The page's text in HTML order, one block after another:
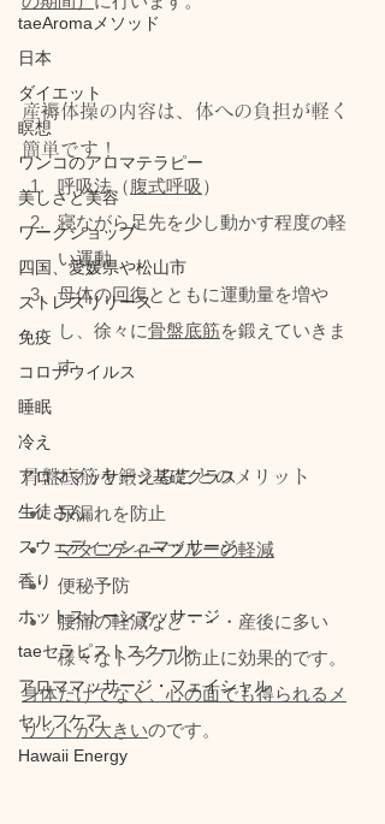
taeAromaメソッド
日本
ダイエット
瞑想
ワンコのアロマテラピー
美しさと美容
ワークショップ
四国、愛媛県や松山市
ストレスリリース
免疫
コロナウイルス
睡眠
冷え
アロママッサージ基礎クラス
生徒さん
スウェディッシュマッサージ
香り
ホットストーンマッサージ
taeセラピストスクール
アロママッサージ・フェイシャル
セルフケア
Hawaii Energy
産褥体操の内容は、体への負担が軽く
簡単です！
呼吸法（腹式呼吸 ）
寝ながら足先を少し動かす程度の軽
い運動
母体の回復とともに運動量を増や
し、徐々に骨盤底筋を鍛えていきま
す。
骨盤底筋を鍛えることのメリット
尿漏れを防止
マタニティーブルーの軽減
便秘予防
腰痛の軽減など・・・産後に多い
様々なトラブル防止に効果的です。
身体だけでなく、心の面でも得られるメ
リットが大きいのです。